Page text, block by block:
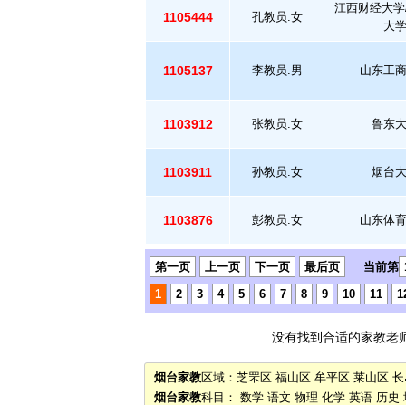
1105444 孔教员.女
江西财经大
大学
1105137 李教员.男 山东工
1103912 张教员.女 鲁东
1103911 孙教员.女 烟台
1103876 彭教员.女 山东体
第一页 上一页 下一页 最后页 当前第
1
2 3 4 5 6 7 8 9 10 11
没有找到合适的家教老
烟台家教区域： 芝罘区 福山区 牟平区 莱山区
烟台家教科目： 数学 语文 物理 化学 英语 历史